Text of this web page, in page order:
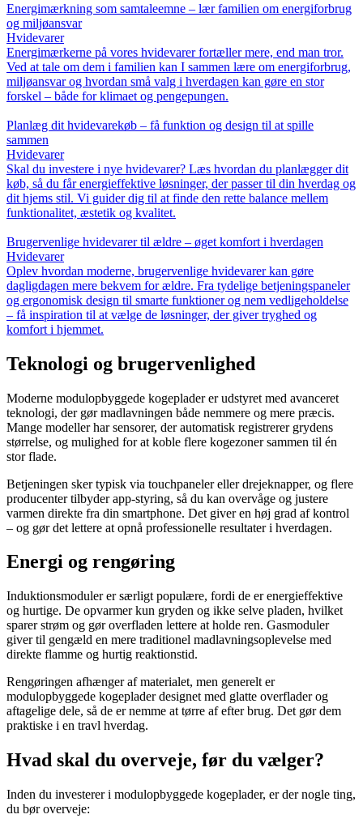
Energimærkning som samtaleemne – lær familien om energiforbrug
og miljøansvar
Hvidevarer
Energimærkerne på vores hvidevarer fortæller mere, end man tror.
Ved at tale om dem i familien kan I sammen lære om energiforbrug,
miljøansvar og hvordan små valg i hverdagen kan gøre en stor
forskel – både for klimaet og pengepungen.
Planlæg dit hvidevarekøb – få funktion og design til at spille
sammen
Hvidevarer
Skal du investere i nye hvidevarer? Læs hvordan du planlægger dit
køb, så du får energieffektive løsninger, der passer til din hverdag og
dit hjems stil. Vi guider dig til at finde den rette balance mellem
funktionalitet, æstetik og kvalitet.
Brugervenlige hvidevarer til ældre – øget komfort i hverdagen
Hvidevarer
Oplev hvordan moderne, brugervenlige hvidevarer kan gøre
dagligdagen mere bekvem for ældre. Fra tydelige betjeningspaneler
og ergonomisk design til smarte funktioner og nem vedligeholdelse
– få inspiration til at vælge de løsninger, der giver tryghed og
komfort i hjemmet.
Teknologi og brugervenlighed
Moderne modulopbyggede kogeplader er udstyret med avanceret
teknologi, der gør madlavningen både nemmere og mere præcis.
Mange modeller har sensorer, der automatisk registrerer grydens
størrelse, og mulighed for at koble flere kogezoner sammen til én
stor flade.
Betjeningen sker typisk via touchpaneler eller drejeknapper, og flere
producenter tilbyder app-styring, så du kan overvåge og justere
varmen direkte fra din smartphone. Det giver en høj grad af kontrol
– og gør det lettere at opnå professionelle resultater i hverdagen.
Energi og rengøring
Induktionsmoduler er særligt populære, fordi de er energieffektive
og hurtige. De opvarmer kun gryden og ikke selve pladen, hvilket
sparer strøm og gør overfladen lettere at holde ren. Gasmoduler
giver til gengæld en mere traditionel madlavningsoplevelse med
direkte flamme og hurtig reaktionstid.
Rengøringen afhænger af materialet, men generelt er
modulopbyggede kogeplader designet med glatte overflader og
aftagelige dele, så de er nemme at tørre af efter brug. Det gør dem
praktiske i en travl hverdag.
Hvad skal du overveje, før du vælger?
Inden du investerer i modulopbyggede kogeplader, er der nogle ting,
du bør overveje: